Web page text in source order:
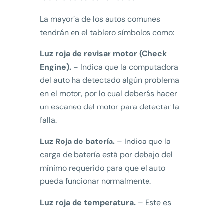
La mayoría de los autos comunes
tendrán en el tablero símbolos como:
Luz roja de revisar motor (Check
Engine).– Indica que la computadora
del auto ha detectado algún problema
en el motor, por lo cual deberás hacer
un escaneo del motor para detectar la
falla.
Luz Roja de batería.– Indica que la
carga de batería está por debajo del
mínimo requerido para que el auto
pueda funcionar normalmente.
Luz roja de temperatura.– Este es